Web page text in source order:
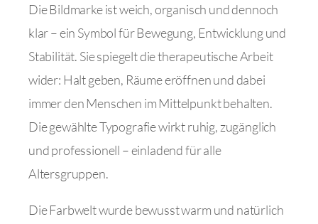
Die Bildmarke ist weich, organisch und dennoch
klar – ein Symbol für Bewegung, Entwicklung und
Stabilität. Sie spiegelt die therapeutische Arbeit
wider: Halt geben, Räume eröffnen und dabei
immer den Menschen im Mittelpunkt behalten.
Die gewählte Typografie wirkt ruhig, zugänglich
und professionell – einladend für alle
Altersgruppen.
Die Farbwelt wurde bewusst warm und natürlich